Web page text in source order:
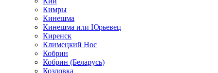
Кимры
Кинешма
Кинешма или Юрьевец
Киренск
Климецкий Нос
Кобрин
Кобрин (Беларусь)
Козловка